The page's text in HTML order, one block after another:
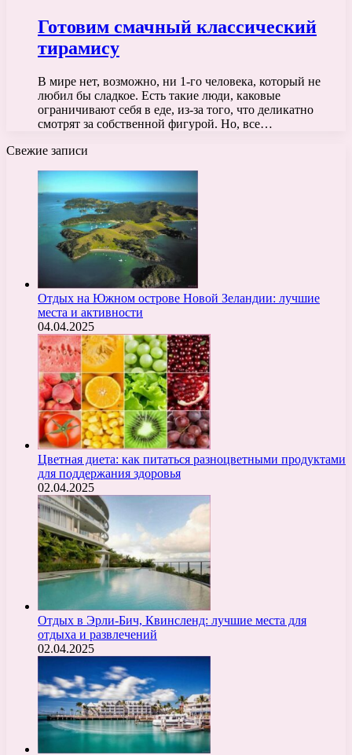
Готовим смачный классический
тирамису
В мире нет, возможно, ни 1-го человека, который не
любил бы сладкое. Есть такие люди, каковые
ограничивают себя в еде, из-за того, что деликатно
смотрят за собственной фигурой. Но, все…
Свежие записи
Отдых на Южном острове Новой Зеландии: лучшие
места и активности
04.04.2025
Цветная диета: как питаться разноцветными продуктами
для поддержания здоровья
02.04.2025
Отдых в Эрли-Бич, Квинсленд: лучшие места для
отдыха и развлечений
02.04.2025